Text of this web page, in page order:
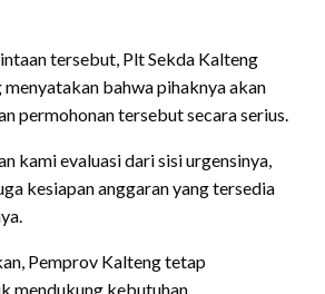
tersebut, Plt Sekda Kalteng
menyatakan bahwa pihaknya akan
permohonan tersebut secara serius.
kami evaluasi dari sisi urgensinya,
kesiapan anggaran yang tersedia
Pemprov Kalteng tetap
mendukung kebutuhan